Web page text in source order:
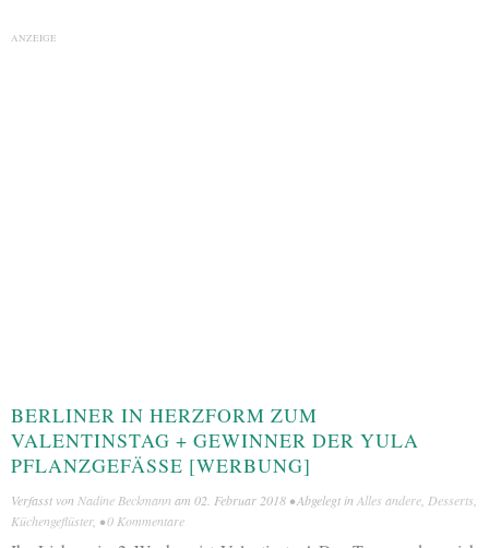
ANZEIGE
BERLINER IN HERZFORM ZUM
VALENTINSTAG + GEWINNER DER YULA
PFLANZGEFÄSSE [WERBUNG]
Verfasst von Nadine Beckmann am 02. Februar 2018 • Abgelegt in Alles andere Desserts
Küchengeflüster, •0 Kommentare